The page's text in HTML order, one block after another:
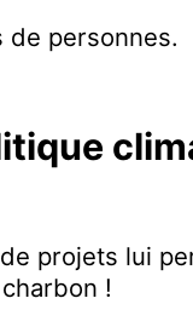
de personnes.
projets lui
!